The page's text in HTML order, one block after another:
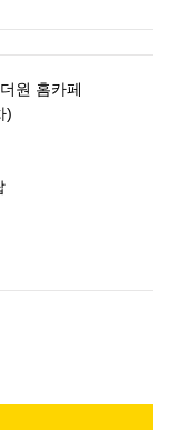
원 홈카페
)